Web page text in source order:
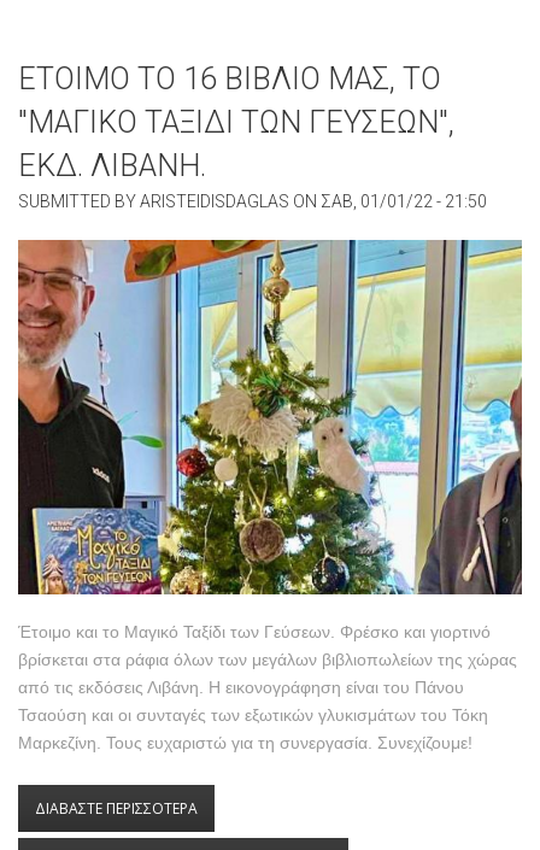
ΕΤΟΙΜΟ ΤΟ 16 ΒΙΒΛΙΟ ΜΑΣ, ΤΟ
"ΜΑΓΙΚΟ ΤΑΞΙΔΙ ΤΩΝ ΓΕΥΣΕΩΝ",
ΕΚΔ. ΛΙΒΑΝΗ.
SUBMITTED BYARISTEIDISDAGLAS ON ΣΑΒ, 01/01/22 - 21:50
Έτοιμο και το Μαγικό Ταξίδι των Γεύσεων. Φρέσκο και γιορτινό
βρίσκεται στα ράφια όλων των μεγάλων βιβλιοπωλείων της χώρας
από τις εκδόσεις Λιβάνη. Η εικονογράφηση είναι του Πάνου
Τσαούση και οι συνταγές των εξωτικών γλυκισμάτων του Τόκη
Μαρκεζίνη. Τους ευχαριστώ για τη συνεργασία. Συνεχίζουμε!
ΔΙΑΒΑΣΤΕ ΠΕΡΙΣΣΟΤΕΡΑ